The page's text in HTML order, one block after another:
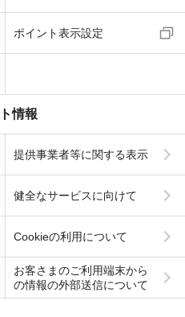
ポイント表示設定
情報
提供事業者等に関する表示
健全なサービスに向けて
Cookieの利用について
お客さまのご利用端末から
の情報の外部送信について